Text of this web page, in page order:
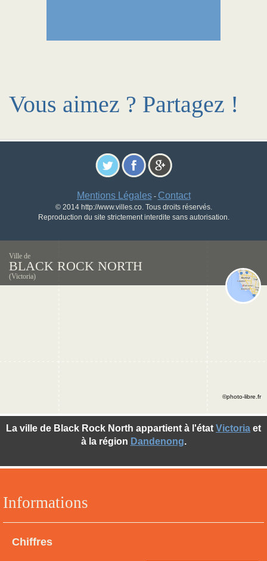
Vous aimez ? Partagez !
Mentions Légales- Contact
© 2014 http://www.villes.co. Tous droits réservés.
Reproduction du site strictement interdite sans autorisation.
Ville de
BLACK ROCK NORTH
(Victoria)
Informations
Chiffres
La ville de Black Rock North appartient à l'état Victoria et
à la région Dandenong.
©photo-libre.fr